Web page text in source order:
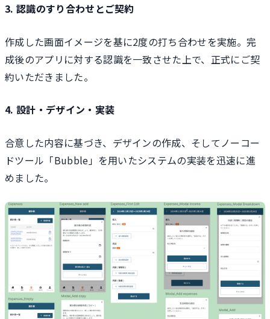
3. 認識のすり合わせとご契約
作成した画面イメージを基に2度の打ち合わせを実施。完
成後のアプリに対する認識を一致させた上で、正式にご契
約いただきました。
4. 設計・デザイン・実装
合意した内容に基づき、デザインの作成、そしてノーコー
ドツール「Bubble」を用いたシステムの実装を迅速に進
めました。